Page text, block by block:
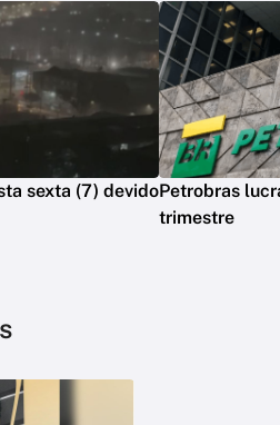
sexta (7) devidoPetrobras
trimestre